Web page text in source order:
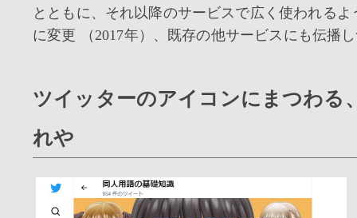
とともに、それ以降のサービスで広く使われるよ
に変更 （2017年）、既存の他サービスにも伝播
ツイッターのアイコンにまつわる
れや